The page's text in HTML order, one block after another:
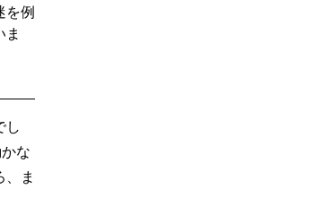
を例
し
な
ま